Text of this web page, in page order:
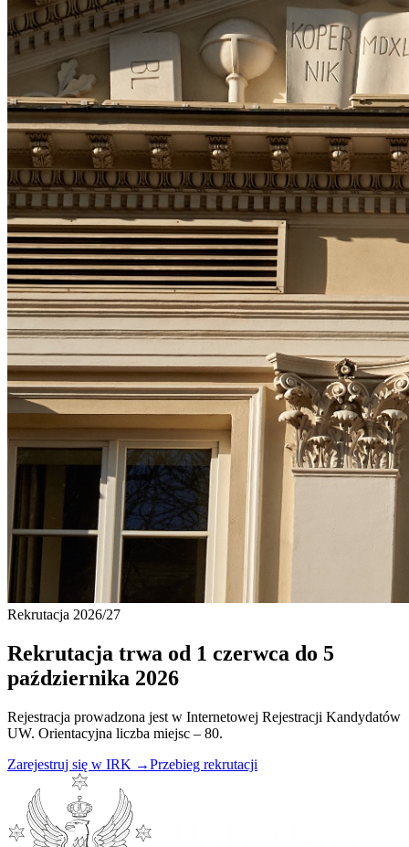
Rekrutacja 2026/27
Rekrutacja trwa od 1 czerwca do 5
października 2026
Rejestracja prowadzona jest w Internetowej Rejestracji Kandydatów
UW. Orientacyjna liczba miejsc – 80.
Zarejestruj się w IRK →Przebieg rekrutacji